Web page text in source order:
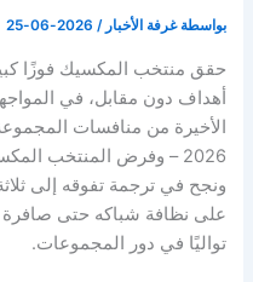
بواسطة غرفة الأخبار/
2026-06-25
حقق منتخب المكسيك فوزًا
أهداف دون مقابل، في
الأخيرة من منافسات
2026 – وفرض المنتخب
ونجح في ترجمة تفوقه إلى
على نظافة شباكه حتى صافرة
تواليًا في دور المجموعات.